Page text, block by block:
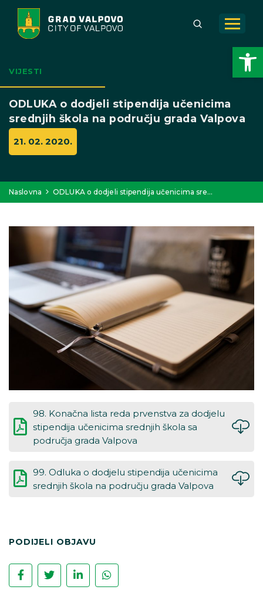
Open toolbar
VIJESTI
ODLUKA o dodjeli stipendija učenicima
srednjih škola na području grada Valpova
21. 02. 2020.
Naslovna ODLUKA o dodjeli stipendija učenicima sre…
98. Konačna lista reda prvenstva za dodjelu
stipendija učenicima srednjih škola sa
područja grada Valpova
99. Odluka o dodjelu stipendija učenicima
srednjih škola na području grada Valpova
PODIJELI OBJAVU